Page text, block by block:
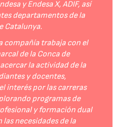
y Endesa X, ADIF, así
departamentos de la
Catalunya.
compañía trabaja con el
de la Conca de
la actividad de la
y docentes,
interés por las carreras
programas de
y formación dual
las necesidades de la